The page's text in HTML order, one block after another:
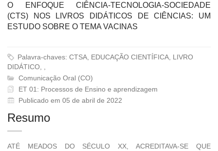
O ENFOQUE CIÊNCIA-TECNOLOGIA-SOCIEDADE
(CTS) NOS LIVROS DIDÁTICOS DE CIÊNCIAS: UM
ESTUDO SOBRE O TEMA VACINAS
Palavra-chaves: CTSA, EDUCAÇÃO CIENTÍFICA, LIVRO
DIDÁTICO, ,
Comunicação Oral (CO)
ET 01: Processos de Ensino e aprendizagem
Publicado em 05 de abril de 2022
Resumo
ATÉ MEADOS DO SÉCULO XX, ACREDITAVA-SE QUE